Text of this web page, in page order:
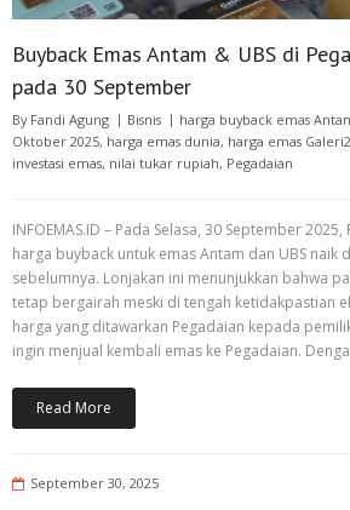
Buyback Emas Antam & UBS di
pada 30 September
By Fandi Agung Bisnis harga buyback emas
Oktober 2025, harga emas dunia, harga emas
investasi emas, nilai tukar rupiah, Pegadaian
INFOEMAS.ID – Pada Selasa, 30 September
harga buyback untuk emas Antam dan UBS naik
sebelumnya. Lonjakan ini menunjukkan bahwa
tetap bergairah meski di tengah ketidakpastian
harga yang ditawarkan Pegadaian kepada
ingin menjual kembali emas ke Pegadaian.
Read More
September 30, 2025